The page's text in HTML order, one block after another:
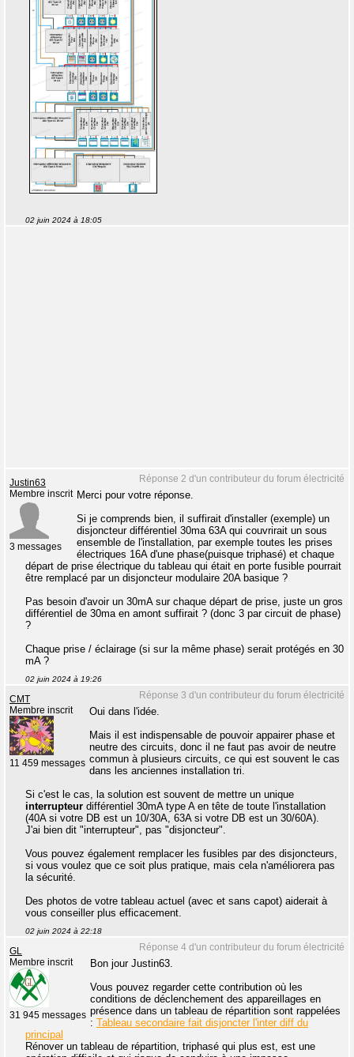
02 juin 2024 à 18:05
Réponse 2 d'un contributeur du forum électricité
Justin63
Membre inscrit
3 messages
Merci pour votre réponse.
Si je comprends bien, il suffirait d'installer (exemple) un
disjoncteur différentiel 30ma 63A qui couvrirait un sous
ensemble de l'installation, par exemple toutes les prises
électriques 16A d'une phase(puisque triphasé) et chaque
départ de prise électrique du tableau qui était en porte fusible pourrait
être remplacé par un disjoncteur modulaire 20A basique ?
Pas besoin d'avoir un 30mA sur chaque départ de prise, juste un gros
différentiel de 30ma en amont suffirait ? (donc 3 par circuit de phase)
?
Chaque prise / éclairage (si sur la même phase) serait protégés en 30
mA ?
02 juin 2024 à 19:26
Réponse 3 d'un contributeur du forum électricité
CMT
Membre inscrit
11 459 messages
Oui dans l'idée.
Mais il est indispensable de pouvoir appairer phase et
neutre des circuits, donc il ne faut pas avoir de neutre
commun à plusieurs circuits, ce qui est souvent le cas
dans les anciennes installation tri.
Si c'est le cas, la solution est souvent de mettre un unique
interrupteur différentiel 30mA type A en tête de toute l'installation
(40A si votre DB est un 10/30A, 63A si votre DB est un 30/60A).
J'ai bien dit "interrupteur", pas "disjoncteur".
Vous pouvez également remplacer les fusibles par des disjoncteurs,
si vous voulez que ce soit plus pratique, mais cela n'améliorera pas
la sécurité.
Des photos de votre tableau actuel (avec et sans capot) aiderait à
vous conseiller plus efficacement.
02 juin 2024 à 22:18
Réponse 4 d'un contributeur du forum électricité
GL
Membre inscrit
31 945 messages
Bon jour Justin63.
Vous pouvez regarder cette contribution où les
conditions de déclenchement des appareillages en
présence dans un tableau de répartition sont rappelées
: Tableau secondaire fait disjoncter l'inter diff du
principal
Rénover un tableau de répartition, triphasé qui plus est, est une